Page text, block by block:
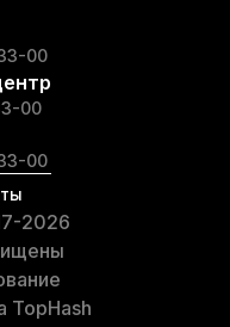
00
00
00
2026
TopHash